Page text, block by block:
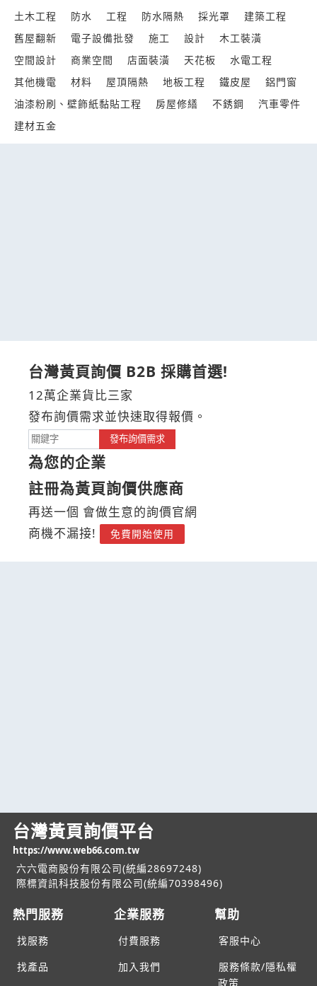
土木工程
防水 工程 防水隔熱 採光罩
建築工程
舊屋翻新
電子設備批發 施工 設計
木工裝潢
空間設計
商業空間 店面裝潢 天花板
水電工程
其他機電
材料 屋頂隔熱 地板工程 鐵皮屋
鋁門窗
油漆粉刷、壁飾紙黏貼工程
房屋修繕 不銹鋼
汽車零件
建材五金
台灣黃頁詢價 B2B 採購首選!
12萬企業貨比三家
發布詢價需求並快速取得報價。
發布詢價需求
為您的企業
註冊為黃頁詢價供應商
再送一個 會做生意的詢價官網
商機不漏接!
免費開始使用
台灣黃頁詢價平台
https://www.web66.com.tw
六六電商股份有限公司(統編28697248)
際標資訊科技股份有限公司(統編70398496)
熱門服務
找服務
找產品
企業服務
付費服務
加入我們
幫助
客服中心
服務條款/隱私權
政策